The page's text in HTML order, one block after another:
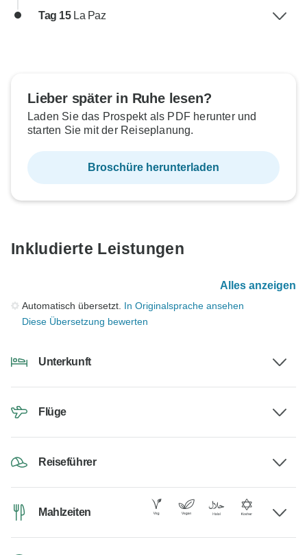
Tag 15 La Paz
Lieber später in Ruhe lesen?
Laden Sie das Prospekt als PDF herunter und
starten Sie mit der Reiseplanung.
Broschüre herunterladen
Inkludierte Leistungen
Alles anzeigen
Automatisch übersetzt. In Originalsprache ansehen
Diese Übersetzung bewerten
Unterkunft
Flüge
Reiseführer
Mahlzeiten